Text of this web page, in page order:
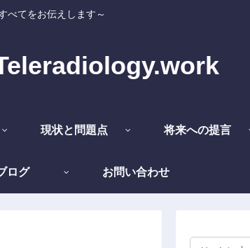
べてをお伝えします～
現状と問題点 将来への提言
ログ お問い合わせ